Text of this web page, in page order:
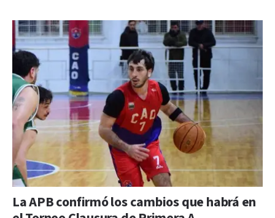
La APB confirmó los cambios que habrá en